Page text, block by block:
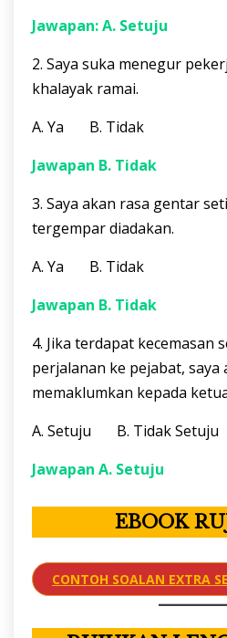
Jawapan: A. Setuju
2. Saya suka menegur
khalayak ramai.
A. Ya B. Tidak
Jawapan B. Tidak
3. Saya akan rasa gentar
tergempar diadakan.
A. Ya B. Tidak
Jawapan B. Tidak
4. Jika terdapat kecemasan
perjalanan ke pejabat,
memaklumkan kepada
A. Setuju B. Tidak Setuju
Jawapan A. Setuju
EBOOK
CONTOH SOALAN EXTRA